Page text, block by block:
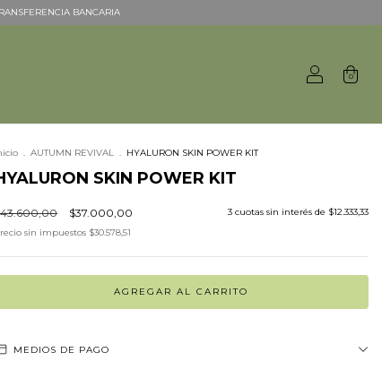
BANCARIA
0
. AUTUMN REVIVAL . HYALURON SKIN POWER KIT
SKIN POWER KIT
$37.000,00 3 cuotas sin interés de $12.333,33
sin impuestos $30.578,51
MEDIOS DE PAGO